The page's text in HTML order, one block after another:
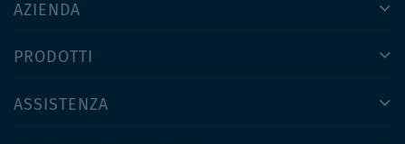
AZIENDA
PRODOTTI
ASSISTENZA